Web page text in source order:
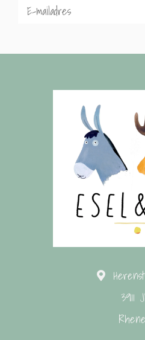
3911